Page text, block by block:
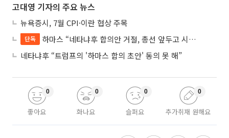
고대영 기자의 주요 뉴스
뉴욕증시, 7월 CPI·이란 협상 주목
단독
하마스 “네타냐후 합의안 거절, 총선 앞두고 시간 끌기”
네타냐후 “트럼프의 '하마스 합의 초안' 동의 못 해”
좋아요
0
화나요
0
슬퍼요
0
추가취재 원해요
0